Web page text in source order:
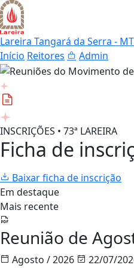
Lareira Tangará da Serra - MT
Início Reitores Admin
INSCRIÇÕES • 73ª LAREIRA
Ficha de
Baixar ficha de inscrição
Em destaque
Mais recente
Reunião de
Agosto / 2026 22/07/